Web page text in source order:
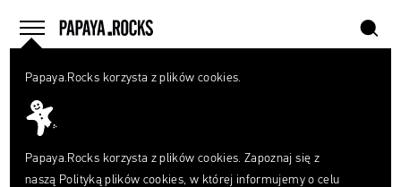
menu
home szukaj
Papaya.Rocks korzysta z plików cookies.
Papaya.Rocks korzysta z plików cookies. Zapoznaj się z
naszą Polityką plików cookies, w której informujemy o celu
Czego
szukasz?